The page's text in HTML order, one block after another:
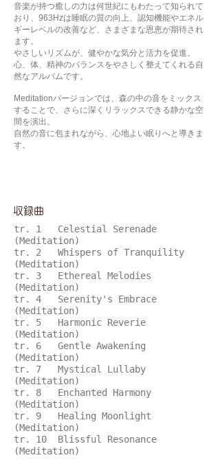
音楽が持つ癒しの力は何世紀にもわたって知られて
おり、963Hzは睡眠の質の向上、認知機能やエネル
ギーレベルの改善など、さまざまな恩恵が期待され
ます。
やさしいリズムが、健やかな気分と活力を促進。
心、体、精神のバランスをやさしく整えてくれる自
然なアルバムです。
Meditationバージョンでは、森の中の音をミックス
することで、さらに深くリラックスできる静かな空
間を演出。
自然の音に包まれながら、心地よい眠りへと導きま
す。
​収録曲
tr. 1 Celestial Serenade
(Meditation)
tr. 2 Whispers of Tranquility
(Meditation)
tr. 3 Ethereal Melodies
(Meditation)
tr. 4 Serenity's Embrace
(Meditation)
tr. 5 Harmonic Reverie
(Meditation)
tr. 6 Gentle Awakening
(Meditation)
tr. 7 Mystical Lullaby
(Meditation)
tr. 8 Enchanted Harmony
(Meditation)
tr. 9 Healing Moonlight
(Meditation)
tr. 10 Blissful Resonance
(Meditation)